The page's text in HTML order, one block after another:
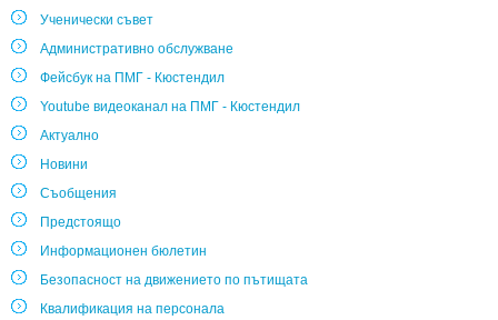
Ученически съвет
Административно обслужване
Фейсбук на ПМГ - Кюстендил
Youtube видеоканал на ПМГ - Кюстендил
Актуално
Новини
Съобщения
Предстоящо
Информационен бюлетин
Безопасност на движението по пътищата
Квалификация на персонала